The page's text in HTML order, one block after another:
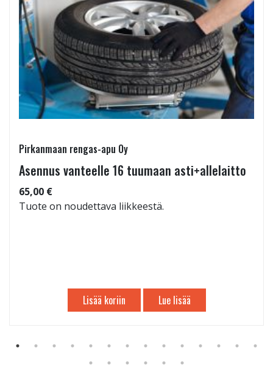
Pirkanmaan rengas-apu Oy
Asennus vanteelle 16 tuumaan asti+allelaitto
65,00 €
Tuote on noudettava liikkeestä.
Lisää koriin Lue lisää